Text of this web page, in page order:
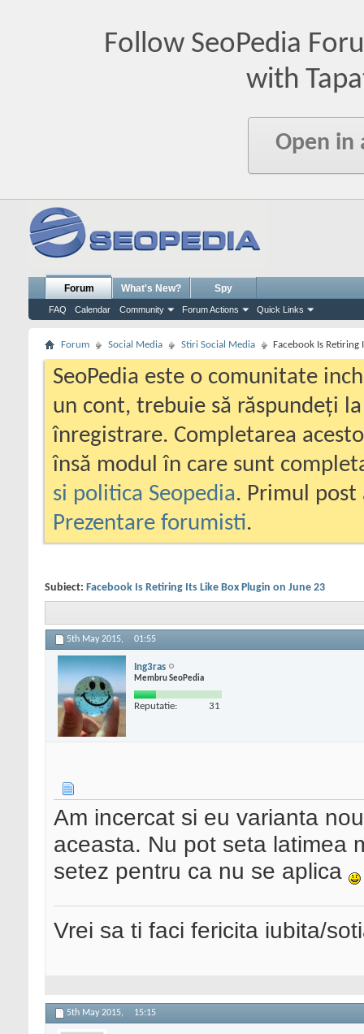
Follow SeoPedia
with
Open in
Forum
FAQ Calendar Community Forum Actions Quick Links
What's New? Spy
Forum Social Media Stiri Social Media Facebook Is Retiring
SeoPedia este o comunitate
un cont, trebuie să răspundeți
înregistrare. Completarea
însă modul în care sunt
si politica Seopedia. Primul
Prezentare forumisti.
Subiect: Facebook Is Retiring Its Like Box Plugin on June 23
5th May 2015, 01:55
Ing3ras
Membru SeoPedia
Reputatie: 31
Am incercat si eu varianta
aceasta. Nu pot seta latimea
setez pentru ca nu se aplica
Vrei sa ti faci fericita iubita/
5th May 2015, 15:15